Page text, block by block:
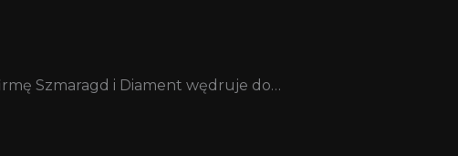
Szmaragd i Diament wędruje do…